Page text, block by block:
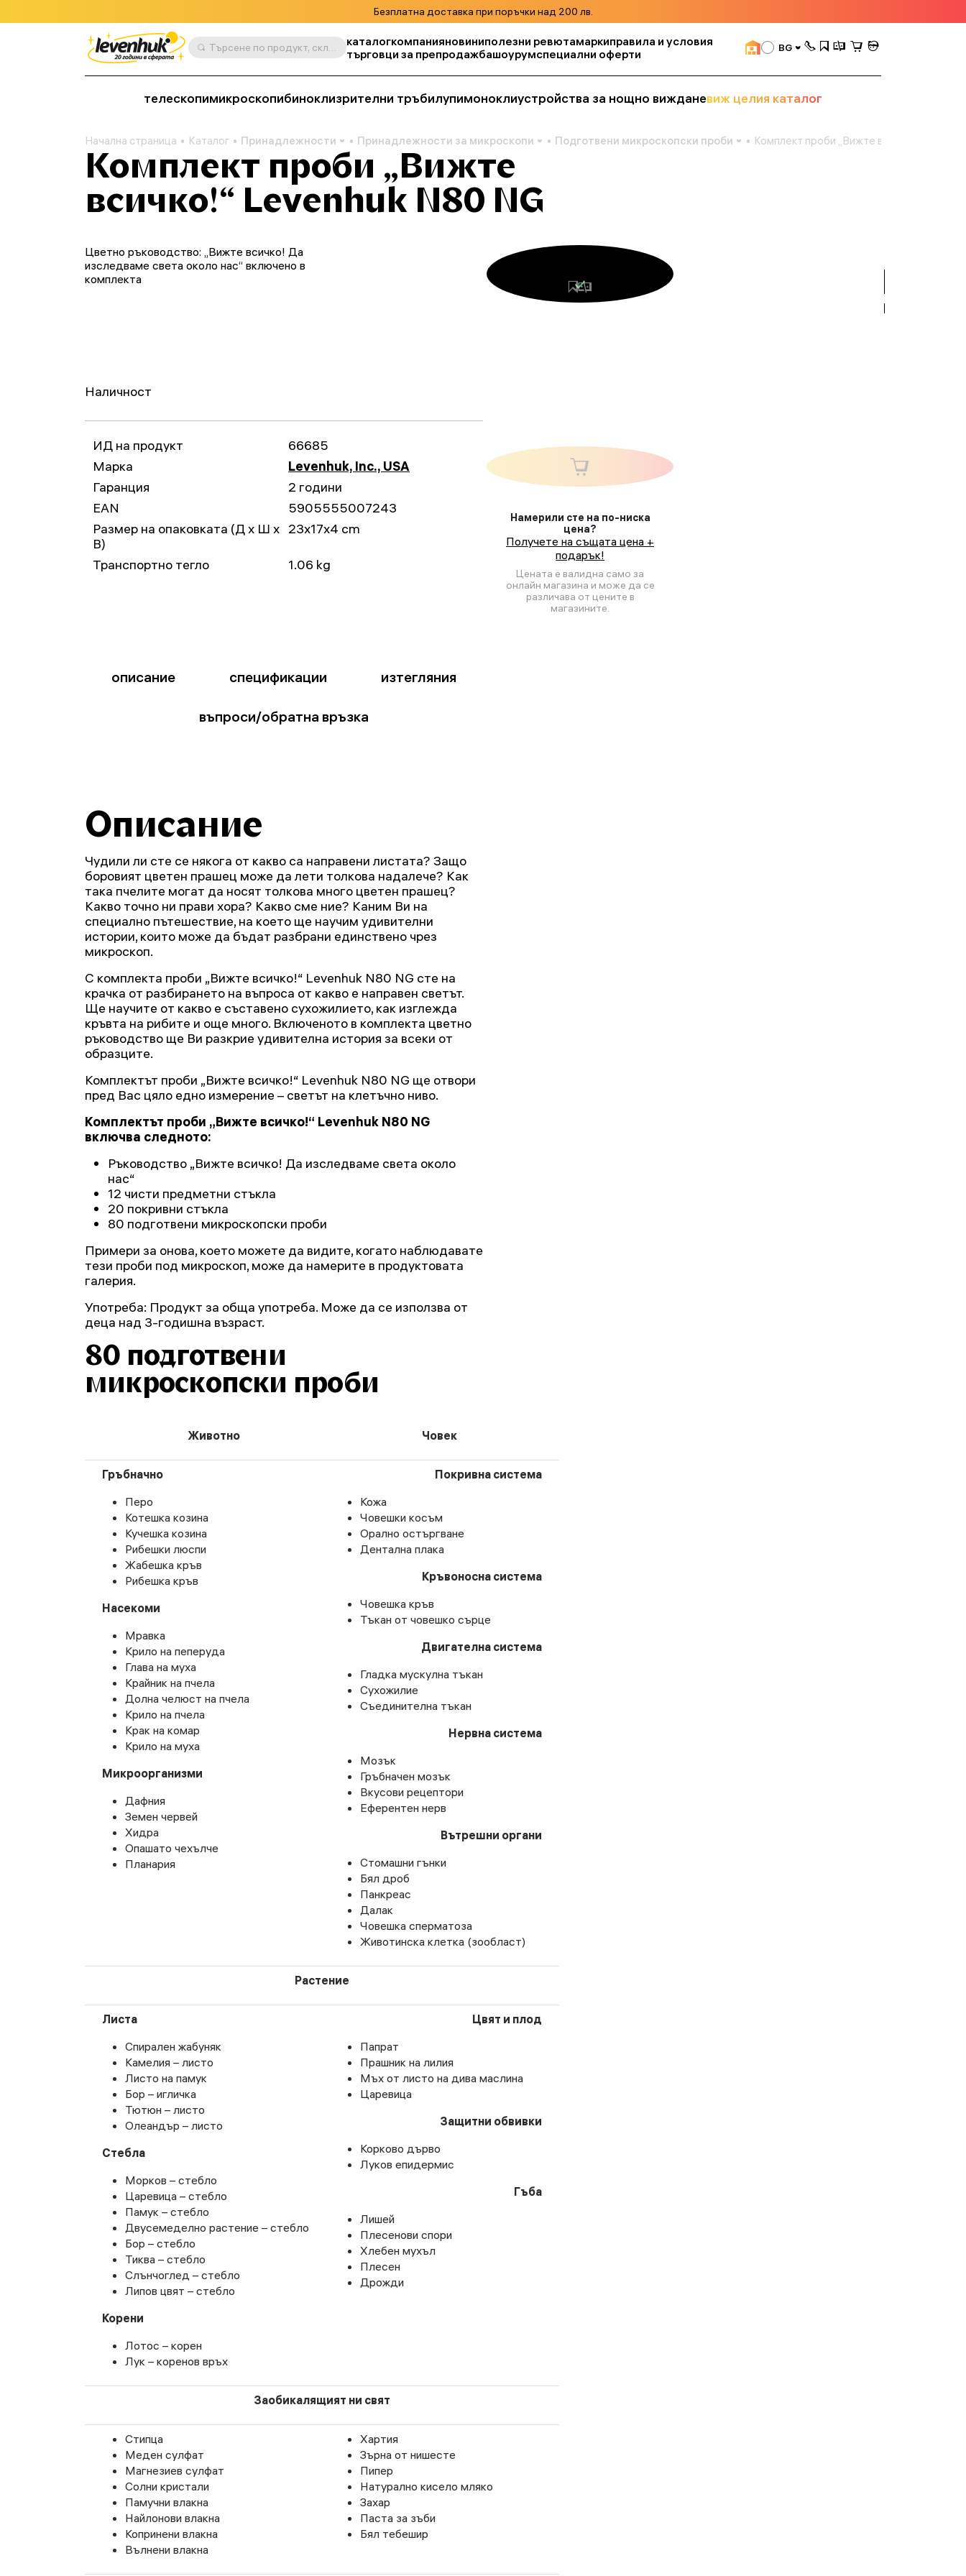
Безплатна доставка при поръчки над 200 лв.
Търсене по продукт, складова единица, категория и т.н. каталогкомпанияновиниполезни ревютамаркиправила и условия
търговци за препродажбашоурумспециални оферти BG
телескопимикроскопибиноклизрителни тръбилупимоноклиустройства за нощно вижданевиж целия каталог
Начална страница Каталог Принадлежности Принадлежности за микроскопи Подготвени микроскопски проби Комплект проби „Вижте всичко!“
Комплект проби „Вижте
всичко!“ Levenhuk N80 NG
вижте
всички
Намерили сте на по-ниска
цена?
Получете на същата цена +
подарък!
Цената е валидна само за
онлайн магазина и може да се
различава от цените в
магазините.
Цветно ръководство: „Вижте всичко! Да
изследваме света около нас“ включено в
комплекта
Наличност
ИД на продукт
66685
Марка
Levenhuk, Inc., USA
Гаранция
2 години
EAN
5905555007243
Размер на опаковката (Д x Ш x
В)
23x17x4 cm
Транспортно тегло 1.06 kg
описание спецификации изтегляния
въпроси/обратна връзка
Описание
Чудили ли сте се някога от какво са направени листата? Защо
боровият цветен прашец може да лети толкова надалече? Как
така пчелите могат да носят толкова много цветен прашец?
Какво точно ни прави хора? Какво сме ние? Каним Ви на
специално пътешествие, на което ще научим удивителни
истории, които може да бъдат разбрани единствено чрез
микроскоп.
С комплекта проби „Вижте всичко!“ Levenhuk N80 NG сте на
крачка от разбирането на въпроса от какво е направен светът.
Ще научите от какво е съставено сухожилието, как изглежда
кръвта на рибите и още много. Включеното в комплекта цветно
ръководство ще Ви разкрие удивителна история за всеки от
образците.
Комплектът проби „Вижте всичко!“ Levenhuk N80 NG ще отвори
пред Вас цяло едно измерение – светът на клетъчно ниво.
Комплектът проби „Вижте всичко!“ Levenhuk N80 NG
включва следното:
Ръководство „Вижте всичко! Да изследваме света около
нас“
12 чисти предметни стъкла
20 покривни стъкла
80 подготвени микроскопски проби
Примери за онова, което можете да видите, когато наблюдавате
тези проби под микроскоп, може да намерите в продуктовата
галерия.
Употреба: Продукт за обща употреба. Може да се използва от
деца над 3-годишна възраст.
80 подготвени
микроскопски проби
Животно Човек
Гръбначно
Перо
Котешка козина
Кучешка козина
Рибешки люспи
Жабешка кръв
Рибешка кръв
Насекоми
Мравка
Крило на пеперуда
Глава на муха
Крайник на пчела
Долна челюст на пчела
Крило на пчела
Крак на комар
Крило на муха
Микроорганизми
Дафния
Земен червей
Хидра
Опашато чехълче
Планария
Покривна система
Кожа
Човешки косъм
Орално остъргване
Дентална плака
Кръвоносна система
Човешка кръв
Тъкан от човешко сърце
Двигателна система
Гладка мускулна тъкан
Сухожилие
Съединителна тъкан
Нервна система
Мозък
Гръбначен мозък
Вкусови рецептори
Еферентен нерв
Вътрешни органи
Стомашни гънки
Бял дроб
Панкреас
Далак
Човешка сперматоза
Животинска клетка (зообласт)
Растение
Листа
Спирален жабуняк
Камелия – листо
Листо на памук
Бор – игличка
Тютюн – листо
Олеандър – листо
Стебла
Морков – стебло
Царевица – стебло
Памук – стебло
Двусемеделно растение – стебло
Бор – стебло
Тиква – стебло
Слънчоглед – стебло
Липов цвят – стебло
Корени
Лотос – корен
Лук – коренов връх
Цвят и плод
Папрат
Прашник на лилия
Мъх от листо на дива маслина
Царевица
Защитни обвивки
Корково дърво
Луков епидермис
Гъба
Лишей
Плесенови спори
Хлебен мухъл
Плесен
Дрожди
Заобикалящият ни свят
Стипца
Меден сулфат
Магнезиев сулфат
Солни кристали
Памучни влакна
Найлонови влакна
Копринени влакна
Вълнени влакна
Хартия
Зърна от нишесте
Пипер
Натурално кисело мляко
Захар
Паста за зъби
Бял тебешир